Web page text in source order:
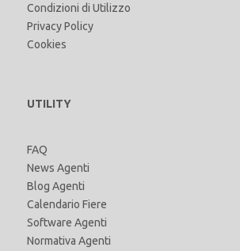
Condizioni di Utilizzo
Privacy Policy
Cookies
UTILITY
FAQ
News Agenti
Blog Agenti
Calendario Fiere
Software Agenti
Normativa Agenti